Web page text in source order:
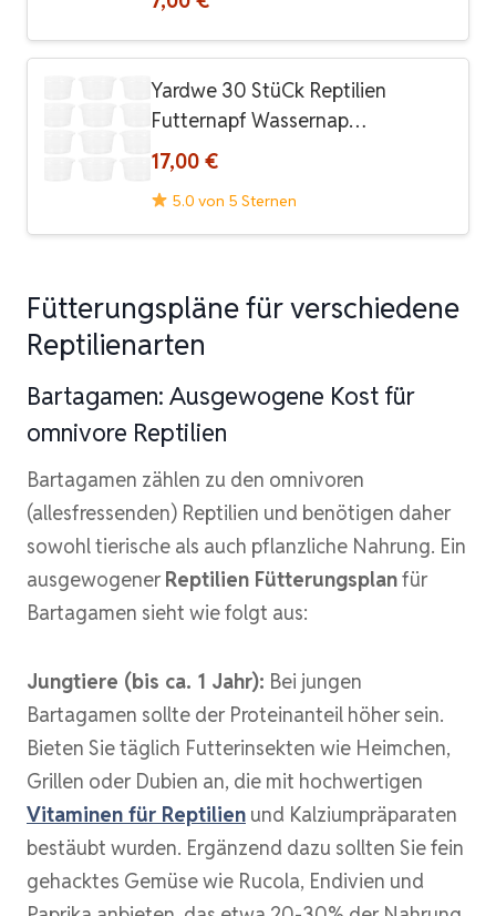
Yardwe 30 StüCk Reptilien
Futternapf Wassernap…
17,00 €
5.0 von 5 Sternen
Fütterungspläne für verschiedene
Reptilienarten
Bartagamen: Ausgewogene Kost für
omnivore Reptilien
Bartagamen zählen zu den omnivoren
(allesfressenden) Reptilien und benötigen daher
sowohl tierische als auch pflanzliche Nahrung. Ein
ausgewogenerReptilien Fütterungsplanfür
Bartagamen sieht wie folgt aus:
Jungtiere (bis ca. 1 Jahr): Bei jungen
Bartagamen sollte der Proteinanteil höher sein.
Bieten Sie täglich Futterinsekten wie Heimchen,
Grillen oder Dubien an, die mit hochwertigen
Vitaminen für Reptilien und Kalziumpräparaten
bestäubt wurden. Ergänzend dazu sollten Sie fein
gehacktes Gemüse wie Rucola, Endivien und